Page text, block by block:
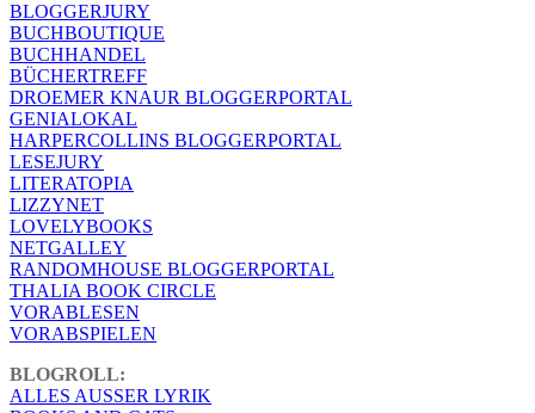
BLOGGERJURY
BUCHBOUTIQUE
BUCHHANDEL
BÜCHERTREFF
DROEMER KNAUR BLOGGERPORTAL
GENIALOKAL
HARPERCOLLINS BLOGGERPORTAL
LESEJURY
LITERATOPIA
LIZZYNET
LOVELYBOOKS
NETGALLEY
RANDOMHOUSE BLOGGERPORTAL
THALIA BOOK CIRCLE
VORABLESEN
VORABSPIELEN
BLOGROLL:
ALLES AUSSER LYRIK